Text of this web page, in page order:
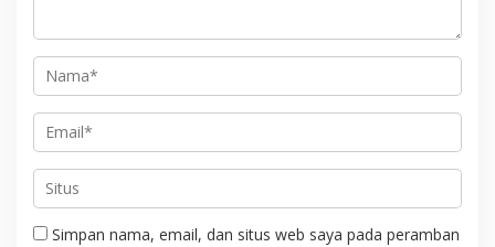
Simpan nama, email, dan situs web saya pada peramban